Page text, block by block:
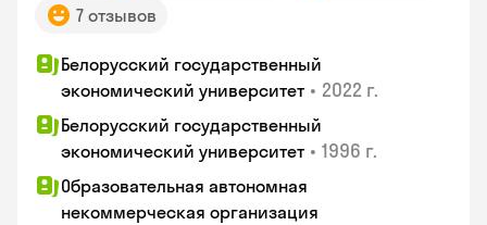
7 отзывов
Белорусский государственный
экономический университет • 2022 г.
Белорусский государственный
экономический университет • 1996 г.
Образовательная автономная
некоммерческая организация